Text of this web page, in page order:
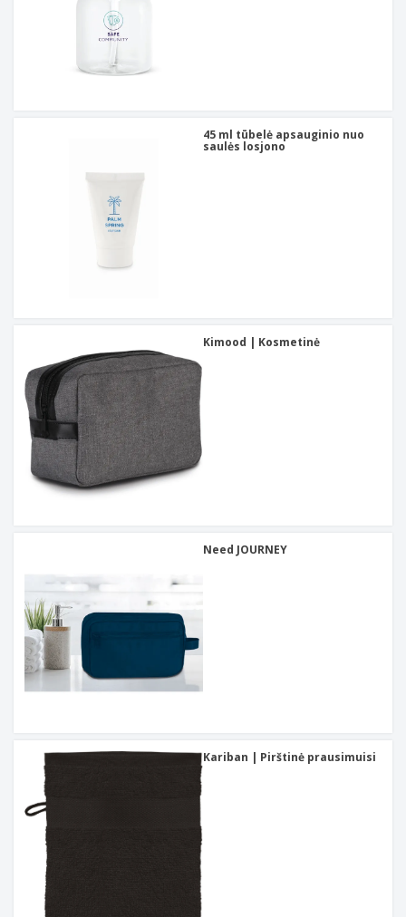
45 ml tūbelė apsauginio nuo
saulės losjono
Kimood | Kosmetinė
Need JOURNEY
Kariban | Pirštinė prausimuisi